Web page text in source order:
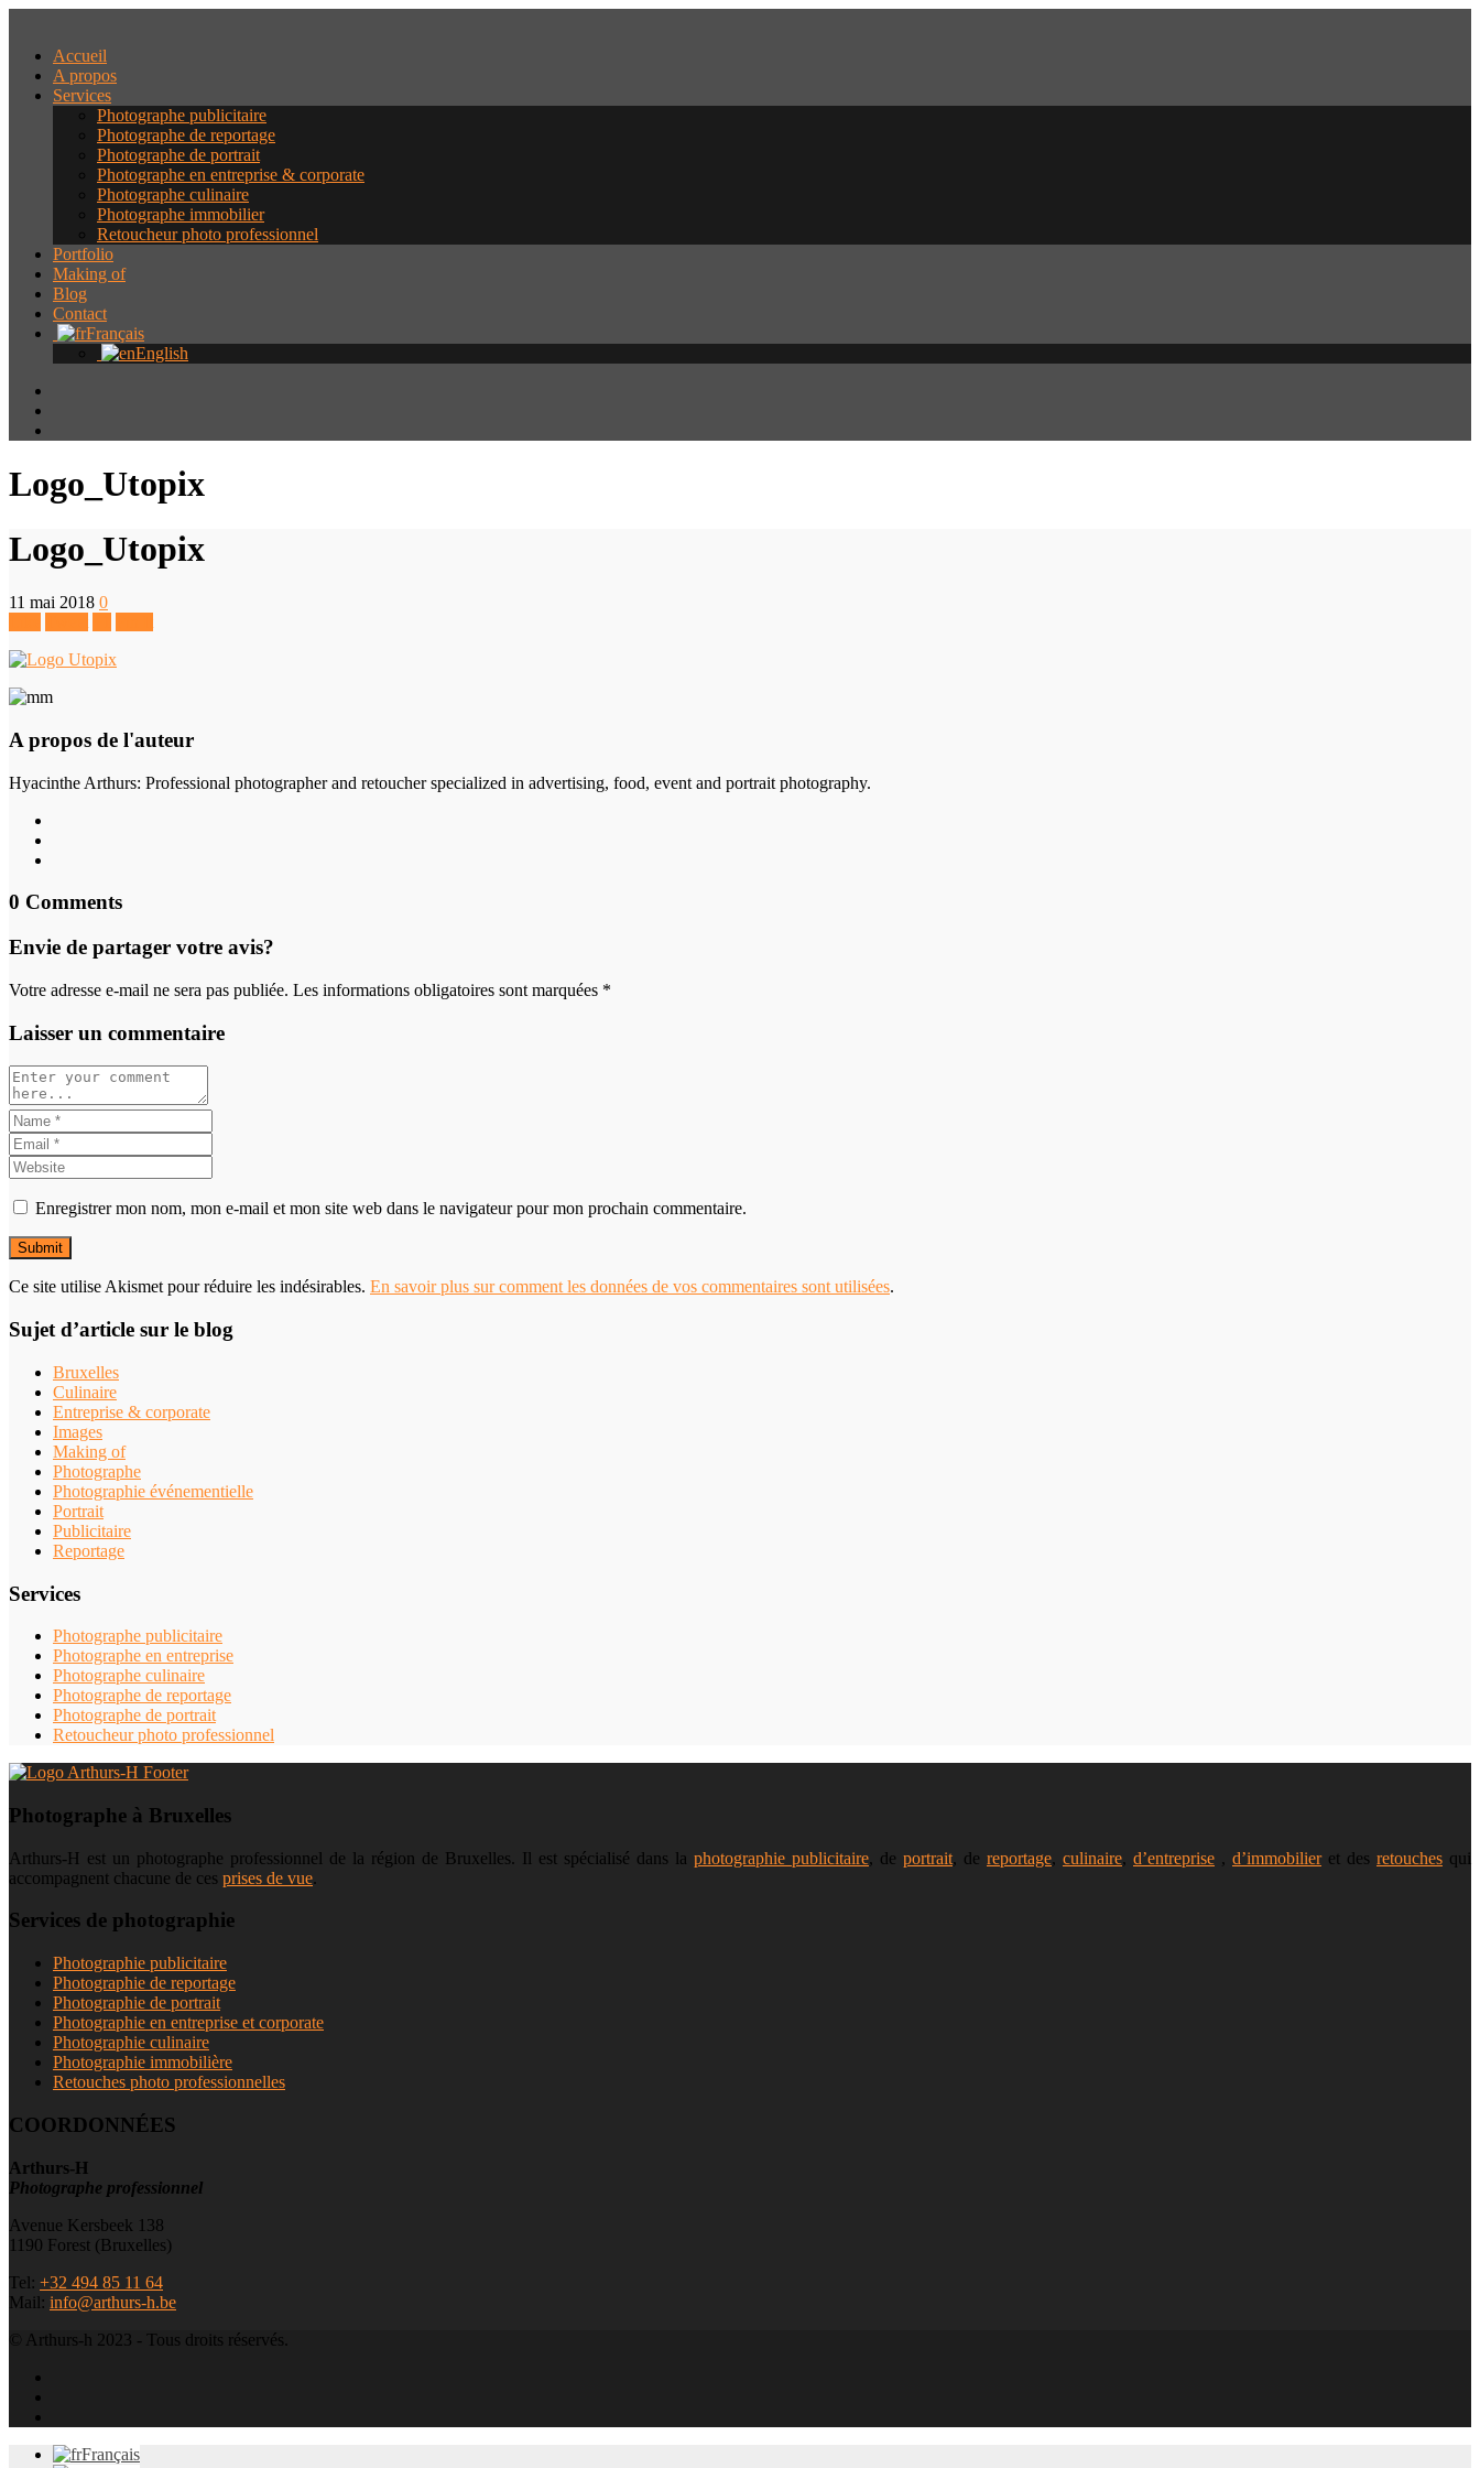
Accueil
A propos
Services
Photographe publicitaire
Photographe de reportage
Photographe de portrait
Photographe en entreprise & corporate
Photographe culinaire
Photographe immobilier
Retoucheur photo professionnel
Portfolio
Making of
Blog
Contact
Français
English
Logo_Utopix
Logo_Utopix
11 mai 2018 0
A propos de l'auteur
Hyacinthe Arthurs: Professional photographer and retoucher specialized in advertising, food, event and portrait photography.
0 Comments
Envie de partager votre avis?
Votre adresse e-mail ne sera pas publiée. Les informations obligatoires sont marquées *
Laisser un commentaire
Enregistrer mon nom, mon e-mail et mon site web dans le navigateur pour mon prochain commentaire.
Ce site utilise Akismet pour réduire les indésirables. En savoir plus sur comment les données de vos commentaires sont utilisées.
Sujet d’article sur le blog
Bruxelles
Culinaire
Entreprise & corporate
Images
Making of
Photographe
Photographie événementielle
Portrait
Publicitaire
Reportage
Services
Photographe publicitaire
Photographe en entreprise
Photographe culinaire
Photographe de reportage
Photographe de portrait
Retoucheur photo professionnel
Photographe à Bruxelles
Arthurs-H est un photographe professionnel de la région de Bruxelles. Il est spécialisé dans la photographie publicitaire, de portrait, de reportage, culinaire, d’entreprise , d’immobilieret des retouches qui
accompagnent chacune de ces prises de vue.
Services de photographie
Photographie publicitaire
Photographie de reportage
Photographie de portrait
Photographie en entreprise et corporate
Photographie culinaire
Photographie immobilière
Retouches photo professionnelles
COORDONNÉES
Arthurs-H
Photographe professionnel
Avenue Kersbeek 138
1190 Forest (Bruxelles)
Tel: +32 494 85 11 64
Mail: info@arthurs-h.be
© Arthurs-h 2023 - Tous droits réservés.
Français